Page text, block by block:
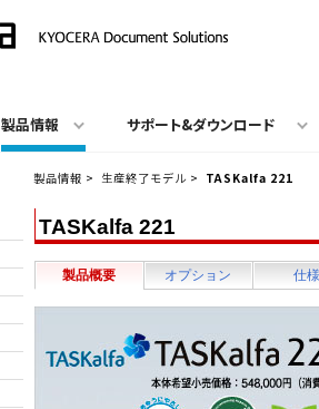
製品情報 サポート&ダウンロード
製品情報 > 生産終了モデル > TASKalfa 221
TASKalfa 221
製品概要 オプション 仕様